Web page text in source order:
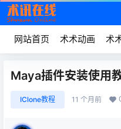
网站首页 术术动画 术
Maya插件安装使用
IClone教程 11 个月前